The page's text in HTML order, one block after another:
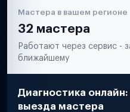
Мастера в вашем регионе
32 мастера
Работают через сервис -
ближайшему
Диагностика
выезда мастера